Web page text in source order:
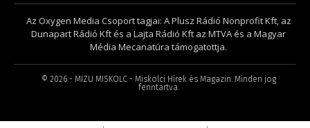
Az Oxygen Media Csoport tagjai: A Plusz Rádió Nonprofit Kft, az
Dunapart Rádió Kft és a Lajta Rádió Kft az MTVA és a Magyar
Média Mecanatúra támogatottja.
© 2026- MIZU MISKOLC - Miskolci Hírek és Magazin. Minden jog
fenntartva.